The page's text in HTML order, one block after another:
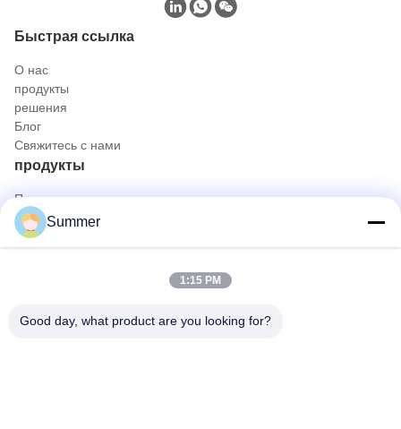
Быстрая ссылка
О нас
продукты
решения
Блог
Свяжитесь с нами
продукты
Портативная камера с эндоскопом
Медицинская камера Endoscope
система камеры Endoscope 4K
Все в одной медицинской эндоскопической камере
Гибкая камера с эндоскопом
Быстрый контакт
Summer
1:15 PM
Good day, what product are you looking for?